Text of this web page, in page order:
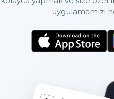
uygulamamızı